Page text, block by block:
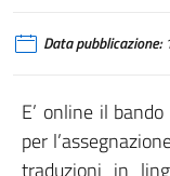
Data pubblicazione:
E’ online il
per
traduzioni in